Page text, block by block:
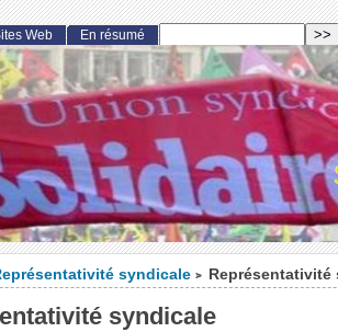
syndicale > Représentativité
syndicale
Web En résumé